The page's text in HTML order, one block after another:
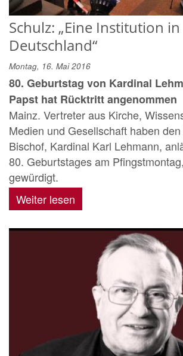
Schulz: „Eine Institution in
Deutschland“
Montag, 16. Mai 2016
80. Geburtstag von Kardinal
Papst hat Rücktritt angenommen
Mainz. Vertreter aus Kirche,
Medien und Gesellschaft haben
Bischof, Kardinal Karl Lehmann,
80. Geburtstages am
gewürdigt.
Weiter lesen